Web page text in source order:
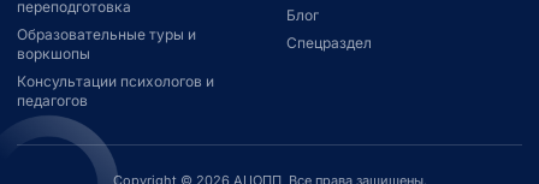
переподготовка
Образовательные туры и
воркшопы
Консультации психологов и
педагогов
Блог
Спецраздел
Copyright © 2026 АЦОПП, Все права защищены.